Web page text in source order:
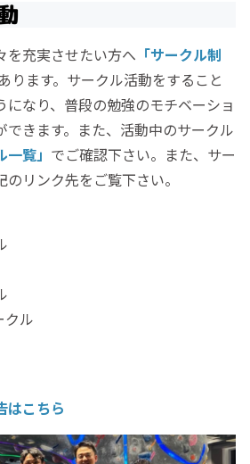
を充実させたい方へ 「サークル制
ります。サークル活動をすること
になり、普段の勉強のモチベーショ
できます。また、活動中のサークル
一覧」 でご確認下さい。また、サー
リンク先をご覧下さい。
クル
はこちら